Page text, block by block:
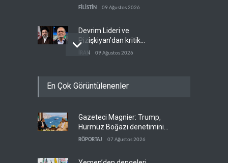
sürücüler de hedefte
FİLİSTİN 09 Ağustos 2026
Devrim Lideri ve
Pizişkiyan’dan kritik
görüşme
İRAN 09 Ağustos 2026
güçlere büyük operasyon
Grönland’da izinsiz sondaj
hamlesi
En Çok Görüntülenenler
Gazeteci Magnier: Trump,
Hürmüz Boğazı denetimini
doğrudan İran ve Umman'a
RÖPORTAJ 07 Ağustos 2026